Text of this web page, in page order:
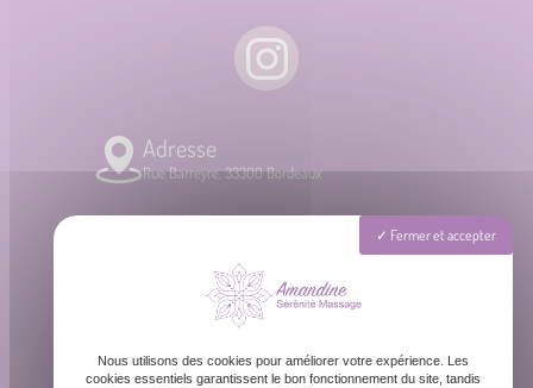
Adresse
Rue Barreyre, 33300 Bordeaux
contact@amandinemassage.fr
Fermer et accepter
Nous utilisons des cookies pour améliorer votre expérience. Les
cookies essentiels garantissent le bon fonctionnement du site, tandis